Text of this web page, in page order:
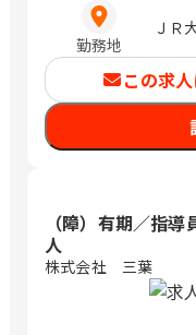
勤務地
Ｊ
この求
（障）有期／指
人
株式会社 三葉